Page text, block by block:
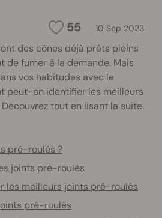
55 10 Sep 2023
des cônes déjà prêts pleins
de fumer à la demande. Mais
vos habitudes avec le
peut-on identifier les meilleurs
tout en lisant la suite.
pré-roulés ?
joints pré-roulés
les meilleurs joints pré-roulés
pré-roulés